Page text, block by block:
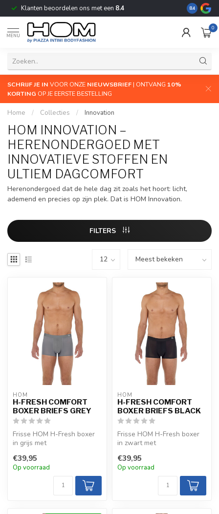
Klanten beoordelen ons met een 8.4 De
8.4
MENU
0
SCHRIJF JE IN VOOR ONZE NIEUWSBRIEF| ONTVANG 10%
KORTING OP JE EERSTE BESTELLING
Home / Collecties / Innovation
HOM INNOVATION –
HERENONDERGOED MET
INNOVATIEVE STOFFEN EN
ULTIEM DAGCOMFORT
Herenondergoed dat de hele dag zit zoals het hoort: licht,
ademend en precies op zijn plek. Dat is HOM Innovation.
FILTERS
HOM
H-FRESH COMFORT
BOXER BRIEFS GREY
Frisse HOM H-Fresh boxer
in grijs met
technologie. Elastische ta...
€39,95
Op voorraad
HOM
H-FRESH COMFORT
BOXER BRIEFS BLACK
Frisse HOM H-Fresh boxer
in zwart met
technologie. Elastische ta...
€39,95
Op voorraad